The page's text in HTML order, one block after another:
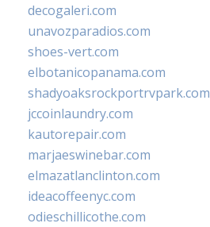
decogaleri.com
unavozparadios.com
shoes-vert.com
elbotanicopanama.com
shadyoaksrockportrvpark.com
jccoinlaundry.com
kautorepair.com
marjaeswinebar.com
elmazatlanclinton.com
ideacoffeenyc.com
odieschillicothe.com